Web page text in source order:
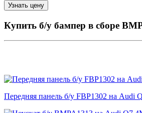
Купить б/у бампер в сборе
Передняя панель б/у FBP1302 на Audi